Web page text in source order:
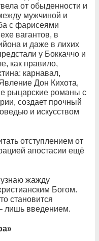
от обыденности и
мужчиной и
с фарисеями
вагантов, в
и даже в лихих
у Боккаччо и
как правило,
карнавал,
Дон Кихота,
рыцарские романы с
создает прочный
и искусством
отступлением от
апостасии ещё
жажду
Богом.
становится
лишь введением.